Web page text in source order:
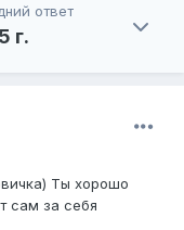
ответ
5 г.
Ты хорошо
сам за себя